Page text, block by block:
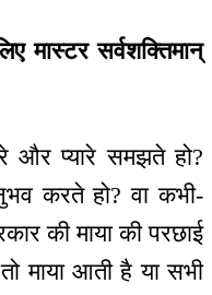
मास्टर सर्वशक्तिमान्
और प्यारे समझते हो?
करते हो? वा कभी-
की माया की परछाई
माया आती है या सभी